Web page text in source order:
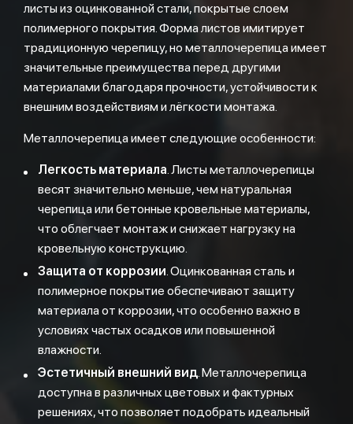
листы из оцинкованной стали, покрытые слоем
полимерного покрытия. Форма листов имитирует
традиционную черепицу, но металлочерепица имеет
значительные преимущества перед другими
материалами благодаря прочности, устойчивости к
внешним воздействиям и лёгкости монтажа.
Металлочерепица имеет следующие особенности:
Легкость материала. Листы металлочерепицы
весят значительно меньше, чем натуральная
черепица или бетонные кровельные материалы,
что облегчает монтаж и снижает нагрузку на
кровельную конструкцию.
Защита от коррозии. Оцинкованная сталь и
полимерное покрытие обеспечивают защиту
материала от коррозии, что особенно важно в
условиях частых осадков или повышенной
влажности.
Эстетичный внешний вид. Металлочерепица
доступна в различных цветовых и фактурных
решениях, что позволяет подобрать идеальный